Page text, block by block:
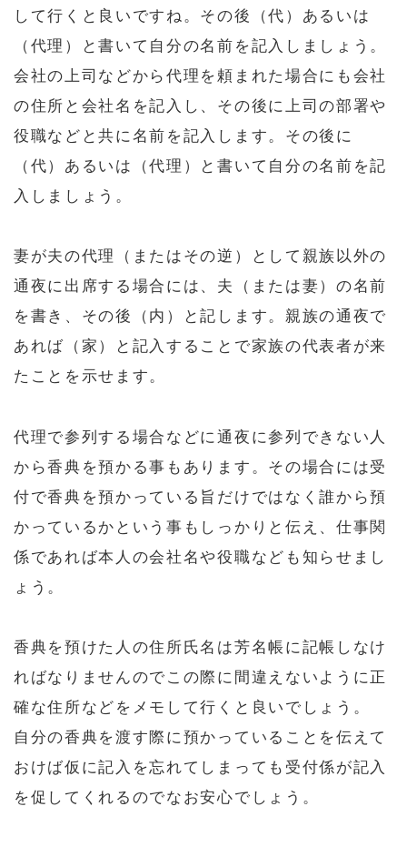
して行くと良いですね。その後（代）あるいは
（代理）と書いて自分の名前を記入しましょう。
会社の上司などから代理を頼まれた場合にも会社
の住所と会社名を記入し、その後に上司の部署や
役職などと共に名前を記入します。その後に
（代）あるいは（代理）と書いて自分の名前を記
入しましょう。
妻が夫の代理（またはその逆）として親族以外の
通夜に出席する場合には、夫（または妻）の名前
を書き、その後（内）と記します。親族の通夜で
あれば（家）と記入することで家族の代表者が来
たことを示せます。
代理で参列する場合などに通夜に参列できない人
から香典を預かる事もあります。その場合には受
付で香典を預かっている旨だけではなく誰から預
かっているかという事もしっかりと伝え、仕事関
係であれば本人の会社名や役職なども知らせまし
ょう。
香典を預けた人の住所氏名は芳名帳に記帳しなけ
ればなりませんのでこの際に間違えないように正
確な住所などをメモして行くと良いでしょう。
自分の香典を渡す際に預かっていることを伝えて
おけば仮に記入を忘れてしまっても受付係が記入
を促してくれるのでなお安心でしょう。